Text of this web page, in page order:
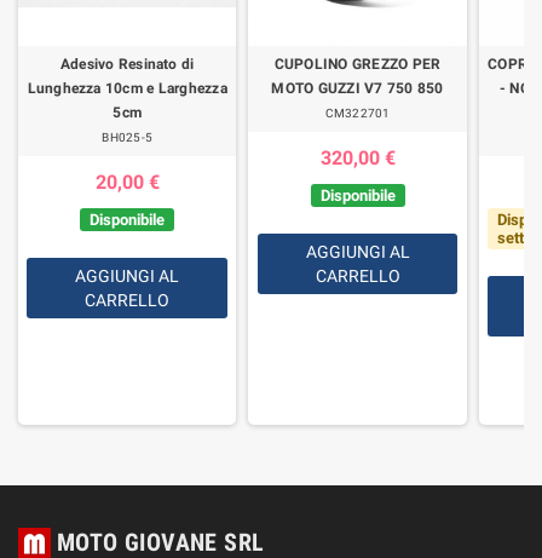
Adesivo Resinato di
Lunghezza 10cm e Larghezza
5cm
BH025-5
20,00 €
Disponibile
AGGIUNGI AL
CARRELLO
CUPOLINO GREZZO PER
MOTO GUZZI V7 750 850
CM322701
320,00 €
Disponibile
AGGIUNGI AL
CARRELLO
-
MOTO GIOVANE SRL